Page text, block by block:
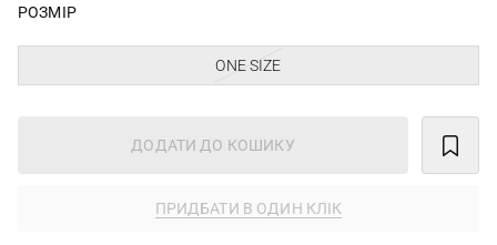
РОЗМІР
ONE SIZE
ДОДАТИ ДО КОШИКУ
ПРИДБАТИ В ОДИН КЛІК